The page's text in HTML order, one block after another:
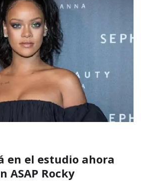
en el estudio ahora
ASAP Rocky